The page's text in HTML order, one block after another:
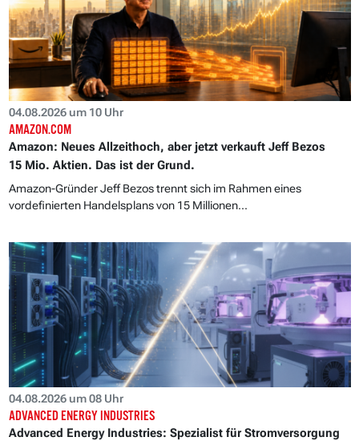
04.08.2026 um 10 Uhr
AMAZON.COM
Amazon: Neues Allzeithoch, aber jetzt verkauft Jeff Bezos
15 Mio. Aktien. Das ist der Grund.
Amazon-Gründer Jeff Bezos trennt sich im Rahmen eines
vordefinierten Handelsplans von 15 Millionen...
04.08.2026 um 08 Uhr
ADVANCED ENERGY INDUSTRIES
Advanced Energy Industries: Spezialist für Stromversorgung